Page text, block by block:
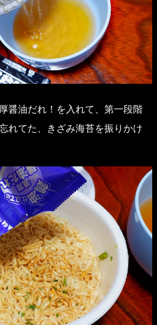
醤油だれ！を入れて、第一段階
てた、きざみ海苔を振りかけ